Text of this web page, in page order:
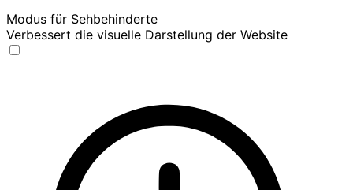
Modus für Sehbehinderte
Verbessert die visuelle Darstellung der Website